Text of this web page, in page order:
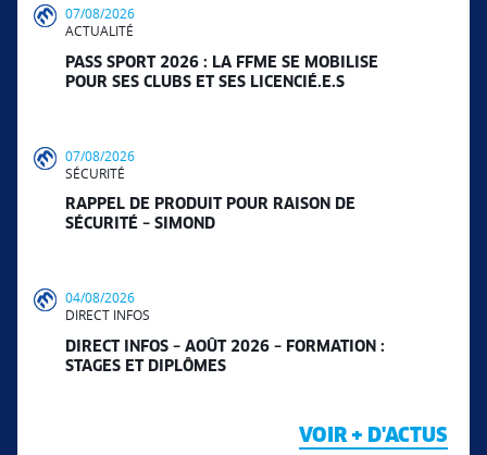
07/08/2026
ACTUALITÉ
PASS SPORT 2026 : LA FFME SE MOBILISE
POUR SES CLUBS ET SES LICENCIÉ.E.S
07/08/2026
SÉCURITÉ
RAPPEL DE PRODUIT POUR RAISON DE
SÉCURITÉ – SIMOND
04/08/2026
DIRECT INFOS
DIRECT INFOS – AOÛT 2026 – FORMATION :
STAGES ET DIPLÔMES
VOIR + D'ACTUS